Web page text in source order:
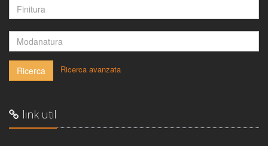
Ricerca Ricerca avanzata
link util